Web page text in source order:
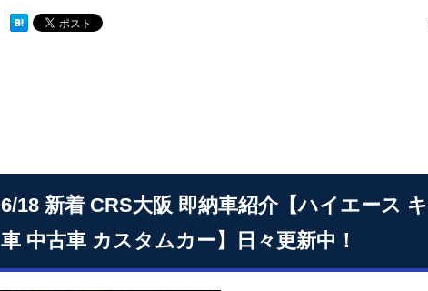
6/18 新着 CRS大阪 即納車紹介【ハイエース
車 中古車 カスタムカー】日々更新中！